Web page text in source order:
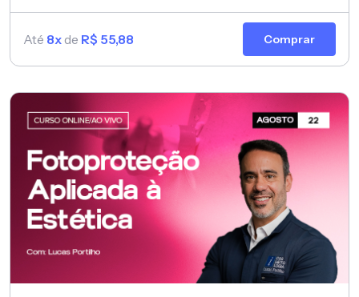
Até 8x de R$ 55,88 Comprar